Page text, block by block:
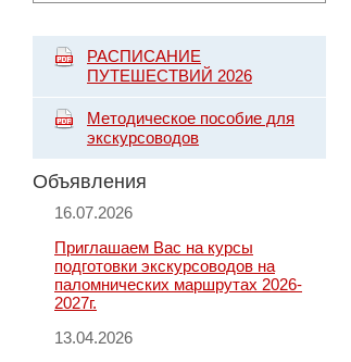
РАСПИСАНИЕ
ПУТЕШЕСТВИЙ 2026
Методическое пособие для
экскурсоводов
Объявления
16.07.2026
Приглашаем Вас на курсы
подготовки экскурсоводов на
паломнических маршрутах 2026-
2027г.
13.04.2026